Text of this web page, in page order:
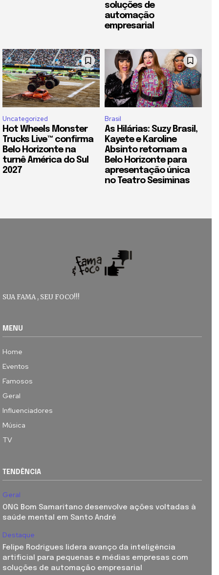
soluções de
automação
empresarial
Uncategorized
Hot Wheels Monster
Trucks Live™ confirma
Belo Horizonte na
turnê América do Sul
2027
Brasil
As Hilárias: Suzy Brasil,
Kayete e Karoline
Absinto retornam a
Belo Horizonte para
apresentação única
no Teatro Sesiminas
SUA FAMA , SEU FOCO!!!
MENU
Home
Eventos
Famosos
Geral
Influenciadores
Música
TV
TENDÊNCIA
Geral
ONG Bom Samaritano desenvolve ações voltadas à
saúde mental em Santo André
Destaque
Felipe Rodrigues lidera avanço da inteligência
artificial para pequenas e médias empresas com
soluções de automação empresarial